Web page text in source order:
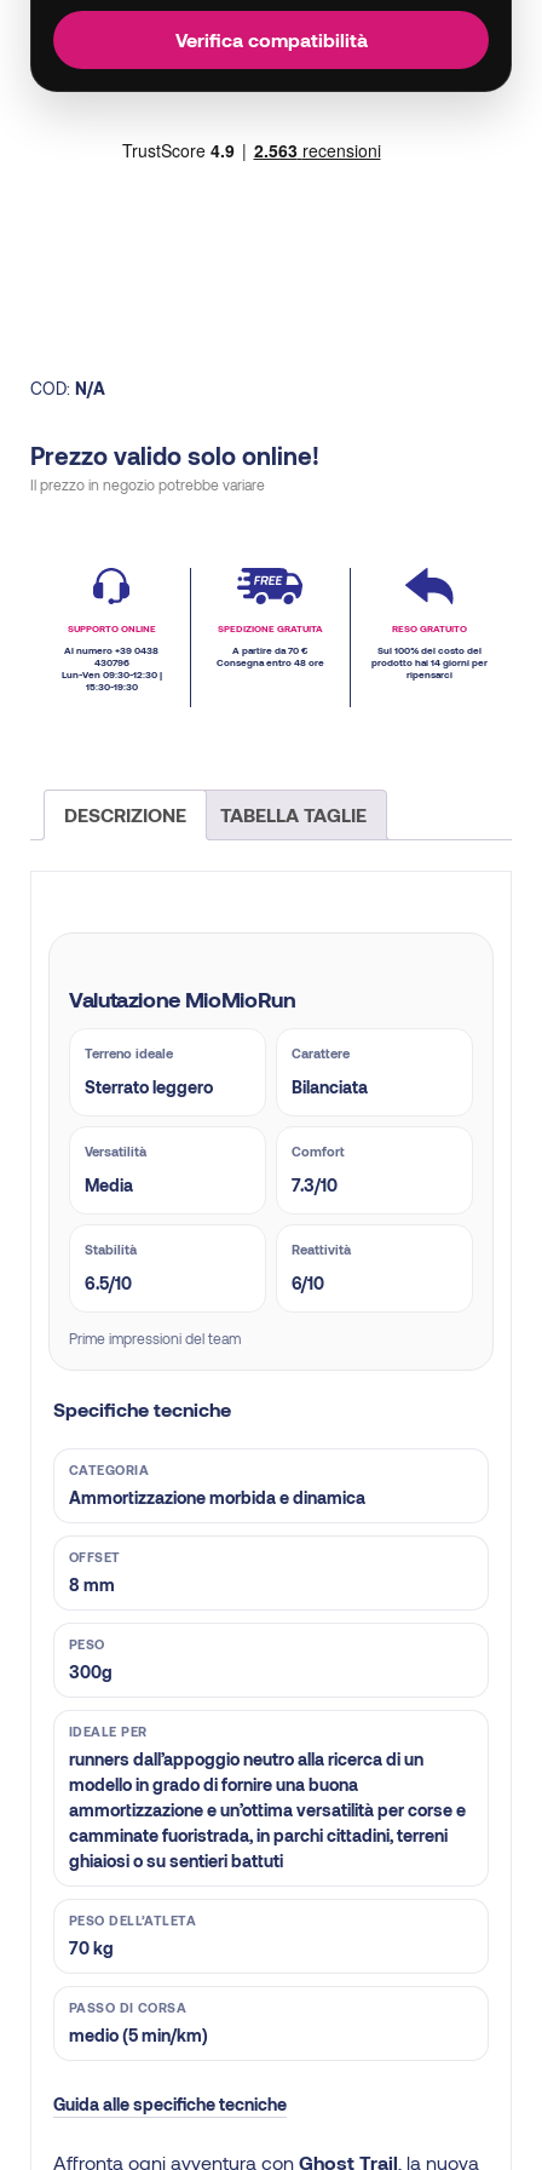
Verifica compatibilità
COD: N/A
Prezzo valido solo online!
Il prezzo in negozio potrebbe variare
SUPPORTO ONLINE
Al numero +39 0438
430796
Lun-Ven 09:30-12:30 |
15:30-19:30
SPEDIZIONE GRATUITA
A partire da 70 €
Consegna entro 48 ore
RESO GRATUITO
Sul 100% del costo del
prodotto hai 14 giorni per
ripensarci
DESCRIZIONE TABELLA TAGLIE
Valutazione MioMioRun
Terreno ideale
Sterrato leggero
Carattere
Bilanciata
Versatilità
Media
Comfort
7.3/10
Stabilità
6.5/10
Reattività
6/10
Prime impressioni del team
Specifiche tecniche
CATEGORIA
Ammortizzazione morbida e dinamica
OFFSET
8 mm
PESO
300g
IDEALE PER
runners dall’appoggio neutro alla ricerca di un
modello in grado di fornire una buona
ammortizzazione e un’ottima versatilità per corse e
camminate fuoristrada, in parchi cittadini, terreni
ghiaiosi o su sentieri battuti
PESO DELL’ATLETA
70 kg
PASSO DI CORSA
medio (5 min/km)
Guida alle specifiche tecniche
Affronta ogni avventura con Ghost Trail , la nuova